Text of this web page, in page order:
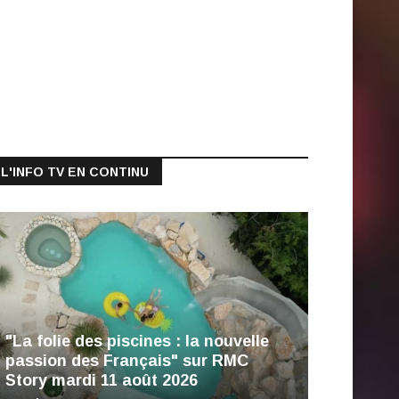
L'INFO TV EN CONTINU
"La folie des piscines : la nouvelle
passion des Français" sur RMC
Story mardi 11 août 2026